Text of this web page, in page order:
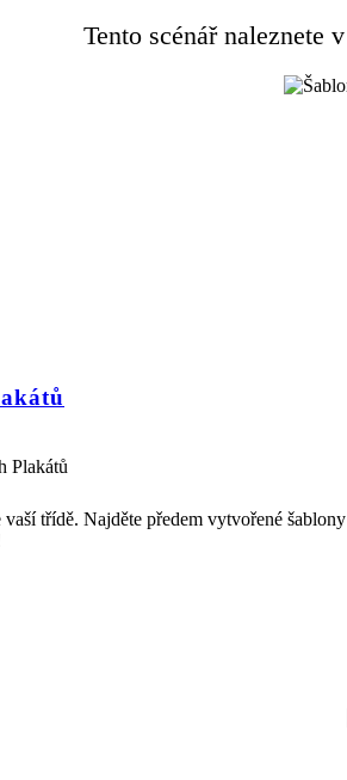
Tento scénář naleznete
Plakátů
třídě. Najděte předem vytvořené